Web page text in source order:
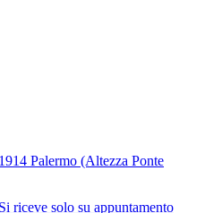
Palermo (Altezza Ponte
riceve solo su appuntamento